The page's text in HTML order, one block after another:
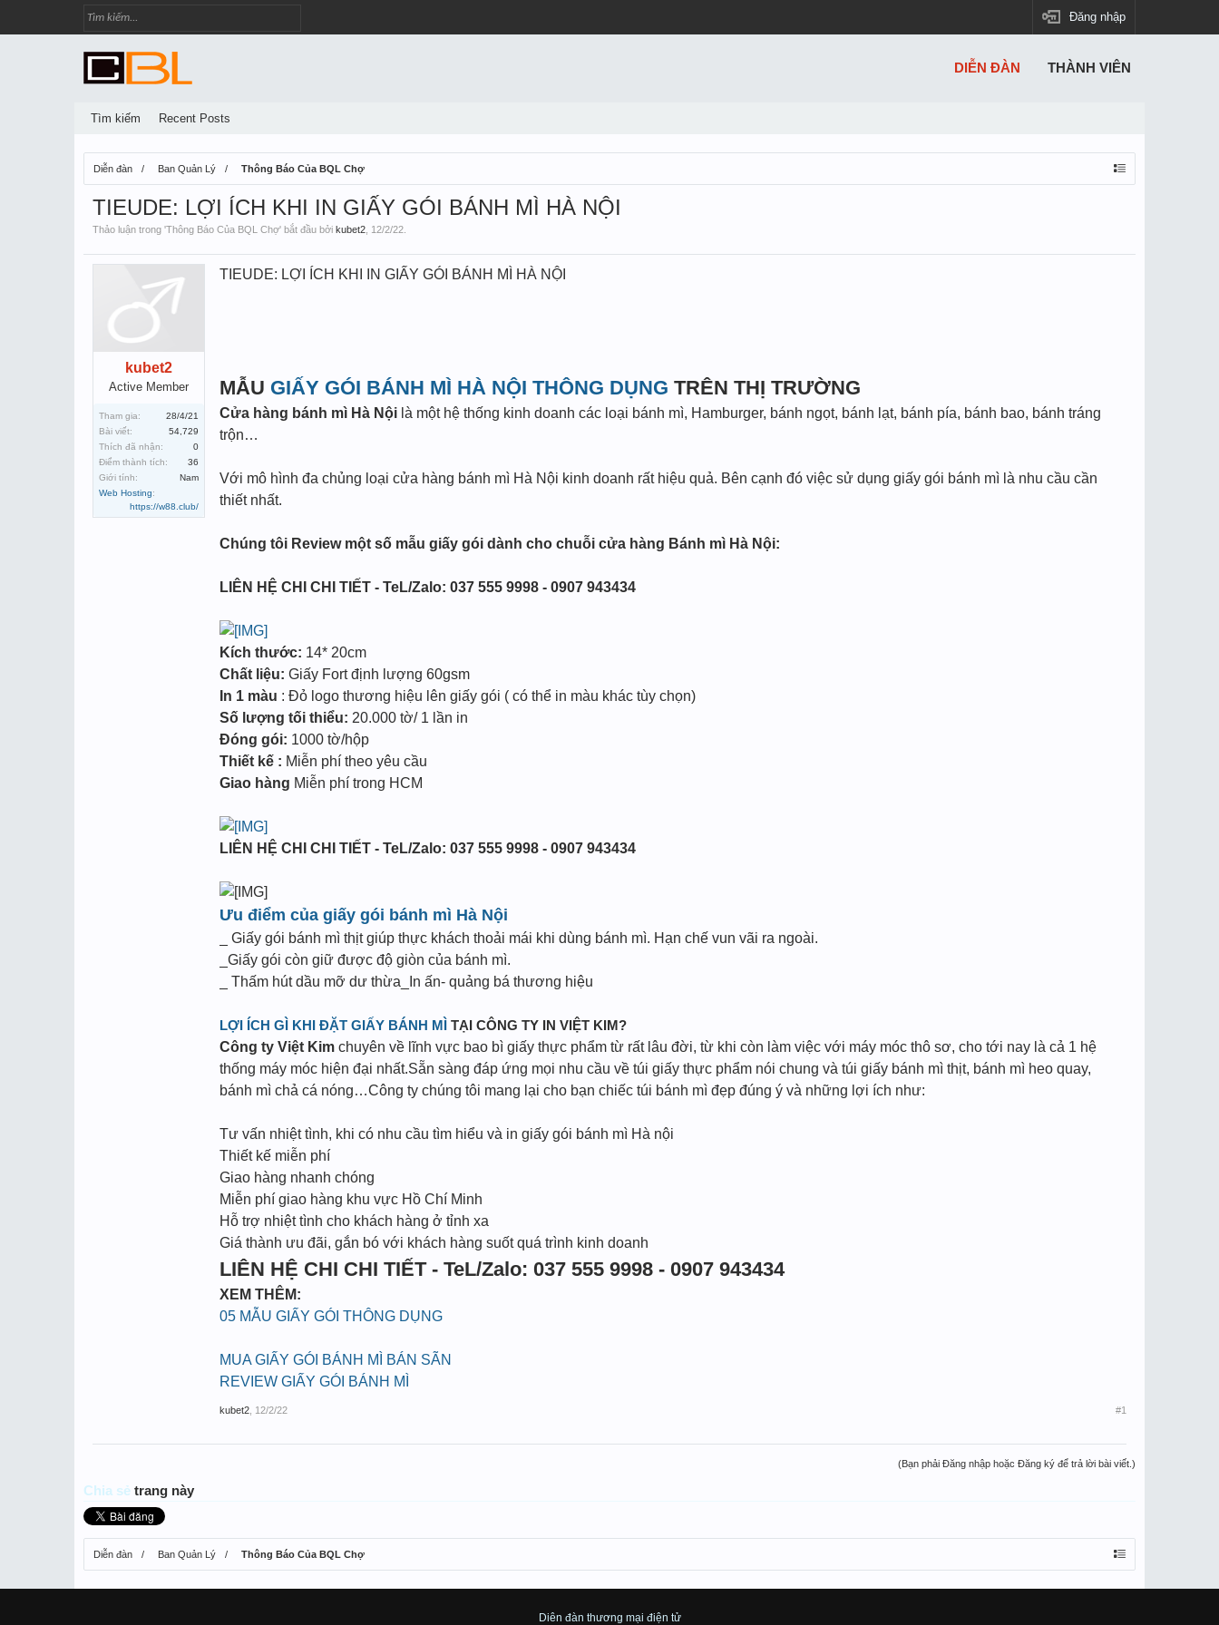
Đăng nhập
Diễn đàn Ban Quản Lý Thông Báo Của BQL Chợ
TIEUDE: LỢI ÍCH KHI IN GIẤY GÓI BÁNH MÌ HÀ NỘI
Thảo luận trong 'Thông Báo Của BQL Chợ' bắt đầu bởi kubet2 12/2/22
kubet2
Active Member
Tham gia:
28/4/21
Bài viết:
54,729
Thích đã nhận:
0
Điểm thành tích:
36
Giới tính:
Nam
Web Hosting:
https://w88.club/
TIEUDE: LỢI ÍCH KHI IN GIẤY GÓI BÁNH MÌ HÀ NỘI
MẪU GIẤY GÓI BÁNH MÌ HÀ NỘI THÔNG DỤNG TRÊN THỊ TRƯỜNG
Cửa hàng bánh mì Hà Nội là một hệ thống kinh doanh các loại bánh mì, Hamburger, bánh ngọt, bánh lạt, bánh pía, bánh bao, bánh tráng
trộn…
Với mô hình đa chủng loại cửa hàng bánh mì Hà Nội kinh doanh rất hiệu quả. Bên cạnh đó việc sử dụng giấy gói bánh mì là nhu cầu cần
thiết nhất.
Chúng tôi Review một số mẫu giấy gói dành cho chuỗi cửa hàng Bánh mì Hà Nội:
LIÊN HỆ CHI CHI TIẾT - TeL/Zalo: 037 555 9998 - 0907 943434
Kích thước: 14* 20cm
Chất liệu: Giấy Fort định lượng 60gsm
In 1 màu : Đỏ logo thương hiệu lên giấy gói ( có thể in màu khác tùy chọn)
Số lượng tối thiểu: 20.000 tờ/ 1 lần in
Đóng gói: 1000 tờ/hộp
Thiết kế : Miễn phí theo yêu cầu
Giao hàng Miễn phí trong HCM
LIÊN HỆ CHI CHI TIẾT - TeL/Zalo: 037 555 9998 - 0907 943434
Ưu điểm của giấy gói bánh mì Hà Nội
_ Giấy gói bánh mì thịt giúp thực khách thoải mái khi dùng bánh mì. Hạn chế vun vãi ra ngoài.
_Giấy gói còn giữ được độ giòn của bánh mì.
_ Thấm hút dầu mỡ dư thừa_In ấn- quảng bá thương hiệu
LỢI ÍCH GÌ KHI ĐẶT GIẤY BÁNH MÌ TẠI CÔNG TY IN VIỆT KIM?
Công ty Việt Kim chuyên về lĩnh vực bao bì giấy thực phẩm từ rất lâu đời, từ khi còn làm việc với máy móc thô sơ, cho tới nay là cả 1 hệ
thống máy móc hiện đại nhất.Sẵn sàng đáp ứng mọi nhu cầu về túi giấy thực phẩm nói chung và túi giấy bánh mì thịt, bánh mì heo quay,
bánh mì chả cá nóng…Công ty chúng tôi mang lại cho bạn chiếc túi bánh mì đẹp đúng ý và những lợi ích như:
Tư vấn nhiệt tình, khi có nhu cầu tìm hiểu và in giấy gói bánh mì Hà nội
Thiết kế miễn phí
Giao hàng nhanh chóng
Miễn phí giao hàng khu vực Hồ Chí Minh
Hỗ trợ nhiệt tình cho khách hàng ở tỉnh xa
Giá thành ưu đãi, gắn bó với khách hàng suốt quá trình kinh doanh
LIÊN HỆ CHI CHI TIẾT - TeL/Zalo: 037 555 9998 - 0907 943434
XEM THÊM:
05 MẪU GIẤY GÓI THÔNG DỤNG
MUA GIẤY GÓI BÁNH MÌ BÁN SÃN
REVIEW GIẤY GÓI BÁNH MÌ
kubet2 12/2/22 #1
(Bạn phải Đăng nhập hoặc Đăng ký để trả lời bài viết.)
Chia sẻ trang này
Diễn đàn Ban Quản Lý Thông Báo Của BQL Chợ
DIỄN ĐÀN
Tìm kiếm Recent Posts
THÀNH VIÊN
Diên đàn thương mại điện tử